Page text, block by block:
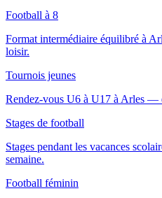
Football à 8
Format intermédiaire équilibré à
loisir.
Tournois jeunes
Rendez-vous U6 à U17 à Arles —
Stages de football
Stages pendant les vacances
semaine.
Football féminin